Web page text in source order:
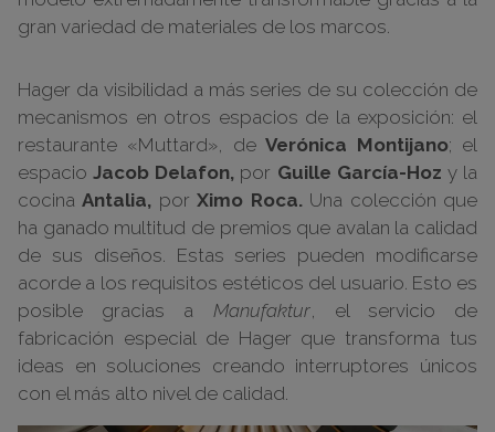
gran variedad de materiales de los marcos.
Hager da visibilidad a más series de su colección de
mecanismos en otros espacios de la exposición: el
restaurante «Muttard», deVerónica Montijano; el
espacioJacob Delafon, por Guille García-Hoz y la
cocinaAntalia, porXimo Roca. Una colección que
ha ganado multitud de premios que avalan la calidad
de sus diseños. Estas series pueden modificarse
acorde a los requisitos estéticos del usuario. Esto es
posible gracias a Manufaktur, el servicio de
fabricación especial de Hager que transforma tus
ideas en soluciones creando interruptores únicos
con el más alto nivel de calidad.